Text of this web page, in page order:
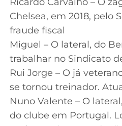
Chelsea, em 2018, pelo
fraude fiscal
Miguel – O lateral, do
trabalhar no Sindicato
Rui Jorge – O já
se tornou treinador.
Nuno Valente – O
do clube em Portugal.